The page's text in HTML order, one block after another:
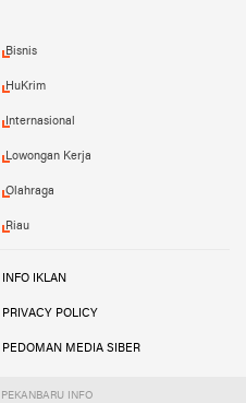
Bisnis
HuKrim
Internasional
Lowongan Kerja
Olahraga
Riau
INFO IKLAN
PRIVACY POLICY
PEDOMAN MEDIA SIBER
INFO